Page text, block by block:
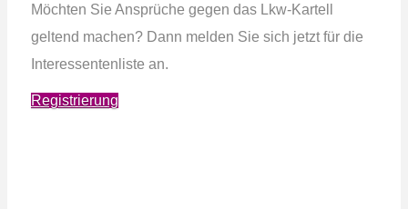
Möchten Sie Ansprüche gegen das Lkw-Kartell
geltend machen? Dann melden Sie sich jetzt für die
Interessentenliste an.
Registrierung